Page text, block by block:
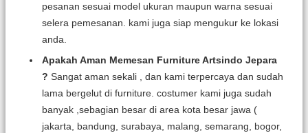
pesanan sesuai model ukuran maupun warna sesuai
selera pemesanan. kami juga siap mengukur ke lokasi
anda.
Apakah Aman Memesan Furniture Artsindo Jepara
? Sangat aman sekali , dan kami terpercaya dan sudah
lama bergelut di furniture. costumer kami juga sudah
banyak ,sebagian besar di area kota besar jawa (
jakarta, bandung, surabaya, malang, semarang, bogor,